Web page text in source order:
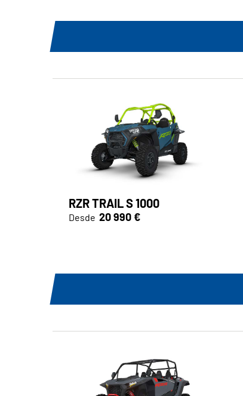
RZR TRAIL S 1000
Desde 20 990 €